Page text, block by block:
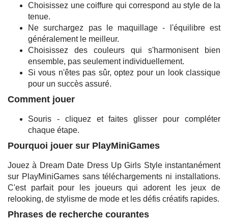
Choisissez une coiffure qui correspond au style de la
tenue.
Ne surchargez pas le maquillage - l'équilibre est
généralement le meilleur.
Choisissez des couleurs qui s'harmonisent bien
ensemble, pas seulement individuellement.
Si vous n'êtes pas sûr, optez pour un look classique
pour un succès assuré.
Comment jouer
Souris - cliquez et faites glisser pour compléter
chaque étape.
Pourquoi jouer sur PlayMiniGames
Jouez à Dream Date Dress Up Girls Style instantanément
sur PlayMiniGames sans téléchargements ni installations.
C'est parfait pour les joueurs qui adorent les jeux de
relooking, de stylisme de mode et les défis créatifs rapides.
Phrases de recherche courantes